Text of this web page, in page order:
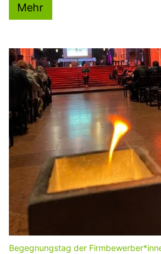
Mehr
Begegnungstag der